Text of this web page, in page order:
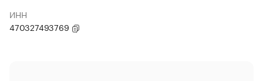
ИНН
470327493769